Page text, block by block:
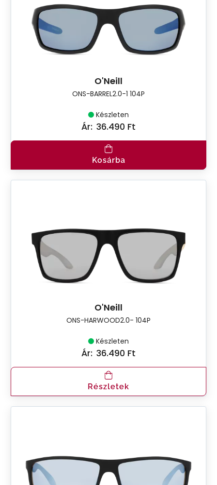
O'Neill
ONS-BARREL2.0-1 104P
Készleten
Ár: 36.490 Ft
Kosárba
O'Neill
ONS-HARWOOD2.0- 104P
Készleten
Ár: 36.490 Ft
Részletek